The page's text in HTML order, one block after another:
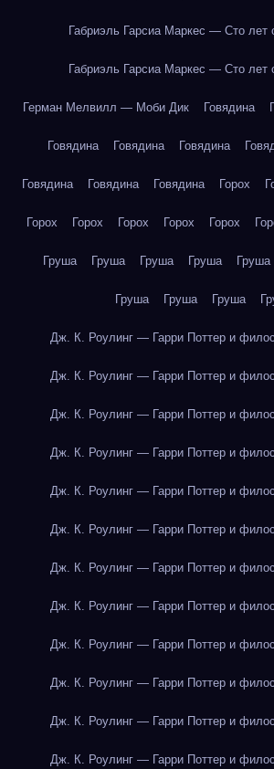
Габриэль Гарсиа Маркес — Сто лет
Габриэль Гарсиа Маркес — Сто лет
Герман Мелвилл — Моби Дик Говядина
Говядина Говядина Говядина
Говядина Говядина Говядина Горох
Горох Горох Горох Горох Горох
Груша Груша Груша Груша Груша
Груша Груша Груша
Дж. К. Роулинг — Гарри Поттер и
Дж. К. Роулинг — Гарри Поттер и
Дж. К. Роулинг — Гарри Поттер и
Дж. К. Роулинг — Гарри Поттер и
Дж. К. Роулинг — Гарри Поттер и
Дж. К. Роулинг — Гарри Поттер и
Дж. К. Роулинг — Гарри Поттер и
Дж. К. Роулинг — Гарри Поттер и
Дж. К. Роулинг — Гарри Поттер и
Дж. К. Роулинг — Гарри Поттер и
Дж. К. Роулинг — Гарри Поттер и
Дж. К. Роулинг — Гарри Поттер и